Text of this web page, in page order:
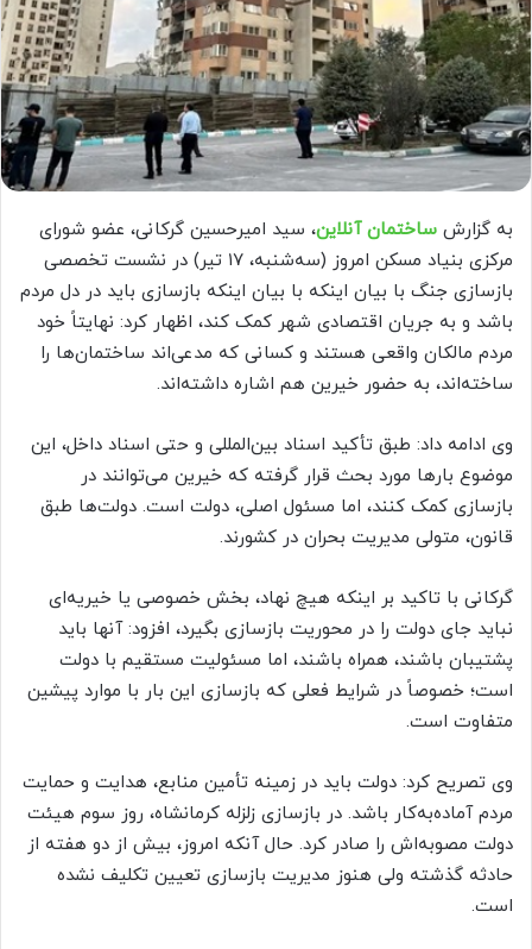
به گزارش ساختمان آنلاین، سید امیرحسین گرکانی، عضو شورای
مرکزی بنیاد مسکن امروز (سه‌شنبه، ۱۷ تیر) در نشست تخصصی
بازسازی جنگ با بیان اینکه با بیان اینکه بازسازی باید در دل مردم
باشد و به جریان اقتصادی شهر کمک کند، اظهار کرد: نهایتاً خود
مردم مالکان واقعی هستند و کسانی که مدعی‌اند ساختمان‌ها را
ساخته‌اند، به حضور خیرین هم اشاره داشته‌اند.
وی ادامه داد: طبق تأکید اسناد بین‌المللی و حتی اسناد داخل، این
موضوع بارها مورد بحث قرار گرفته که خیرین می‌توانند در
بازسازی کمک کنند، اما مسئول اصلی، دولت است. دولت‌ها طبق
قانون، متولی مدیریت بحران در کشورند.
گرکانی با تاکید بر اینکه هیچ نهاد، بخش خصوصی یا خیریه‌ای
نباید جای دولت را در محوریت بازسازی بگیرد، افزود: آنها باید
پشتیبان باشند، همراه باشند، اما مسئولیت مستقیم با دولت
است؛ خصوصاً در شرایط فعلی که بازسازی این بار با موارد پیشین
متفاوت است.
وی تصریح کرد: دولت باید در زمینه تأمین منابع، هدایت و حمایت
مردم آماده‌به‌کار باشد. در بازسازی زلزله کرمانشاه، روز سوم هیئت
دولت مصوبه‌اش را صادر کرد. حال آنکه امروز، بیش از دو هفته از
حادثه گذشته ولی هنوز مدیریت بازسازی تعیین تکلیف نشده
است.